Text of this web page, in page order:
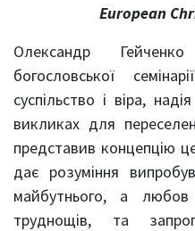
European
Олександр
богословської
суспільство і віра,
викликах для
представив концепцію
дає розуміння
майбутнього, а
труднощів, та